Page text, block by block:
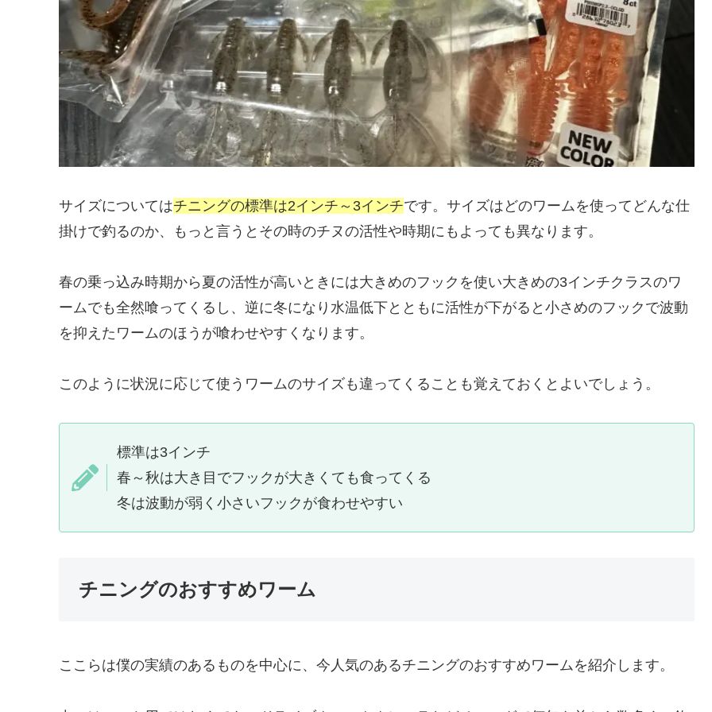
サイズについてはチニングの標準は2インチ～3インチです。サイズはどのワームを使ってどんな仕
掛けで釣るのか、もっと言うとその時のチヌの活性や時期にもよっても異なります。
春の乗っ込み時期から夏の活性が高いときには大きめのフックを使い大きめの3インチクラスのワ
ームでも全然喰ってくるし、逆に冬になり水温低下とともに活性が下がると小さめのフックで波動
を抑えたワームのほうが喰わせやすくなります。
このように状況に応じて使うワームのサイズも違ってくることも覚えておくとよいでしょう。
標準は3インチ
春～秋は大き目でフックが大きくても食ってくる
冬は波動が弱く小さいフックが食わせやすい
チニングのおすすめワーム
ここらは僕の実績のあるものを中心に、今人気のあるチニングのおすすめワームを紹介します。